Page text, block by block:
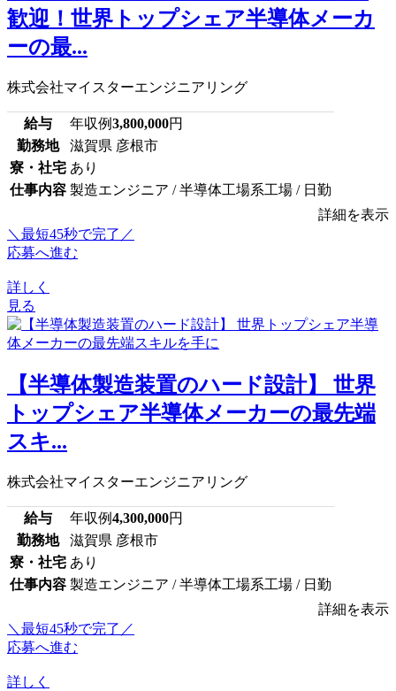
歓迎！世界トップシェア半導体メーカ
ーの最...
株式会社マイスターエンジニアリング
給与 年収例3,800,000円
勤務地
滋賀県 彦根市
寮・社宅 あり
仕事内容 製造エンジニア / 半導体工場系工場 / 日勤
詳細を表示
＼最短45秒で完了／
応募へ進む
詳しく
見る
【半導体製造装置のハード設計】 世界
トップシェア半導体メーカーの最先端
スキ...
株式会社マイスターエンジニアリング
給与 年収例4,300,000円
勤務地
滋賀県 彦根市
寮・社宅 あり
仕事内容 製造エンジニア / 半導体工場系工場 / 日勤
詳細を表示
＼最短45秒で完了／
応募へ進む
詳しく